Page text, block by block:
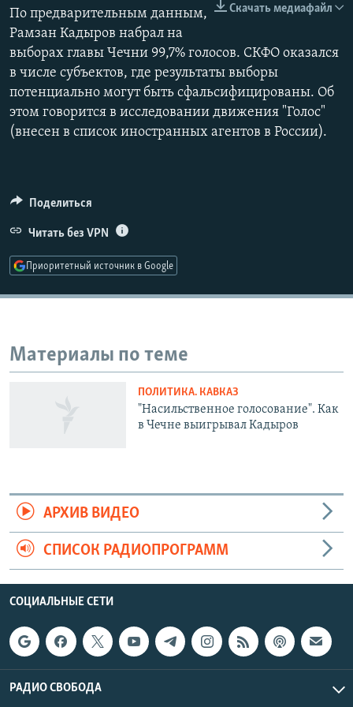
РАСПИСАНИЕ ВЕЩАНИЯ
ПОДПИШИТЕСЬ НА РАССЫЛКУ
Скачать медиафайл
По предварительным данным,
Рамзан Кадыров набрал на
выборах главы Чечни 99,7% голосов. СКФО оказался
в числе субъектов, где результаты выборы
потенциально могут быть сфальсифицированы. Об
этом говорится в исследовании движения "Голос"
(внесен в список иностранных агентов в России).
Поделиться
Читать без VPN
Приоритетный источник в Google
Материалы по теме
ПОЛИТИКА. КАВКАЗ
"Насильственное голосование". Как
в Чечне выигрывал Кадыров
АРХИВ ВИДЕО
СПИСОК РАДИОПРОГРАММ
СОЦИАЛЬНЫЕ СЕТИ
РАДИО СВОБОДА